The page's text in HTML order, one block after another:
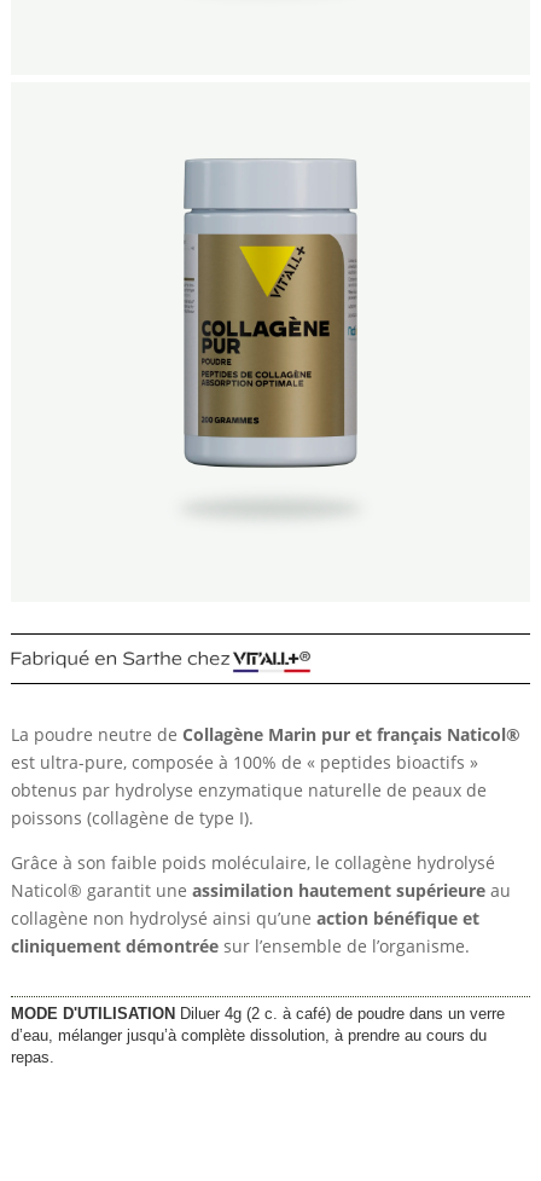
La poudre neutre de Collagène Marin pur et français Naticol®
est ultra-pure, composée à 100% de « peptides bioactifs »
obtenus par hydrolyse enzymatique naturelle de peaux de
poissons (collagène de type I).
Grâce à son faible poids moléculaire, le collagène hydrolysé
Naticol® garantit une assimilation hautement supérieure au
collagène non hydrolysé ainsi qu’une action bénéfique et
cliniquement démontrée sur l’ensemble de l’organisme.
MODE D'UTILISATION Diluer 4g (2 c. à café) de poudre dans un verre
d’eau, mélanger jusqu’à complète dissolution, à prendre au cours du
repas.